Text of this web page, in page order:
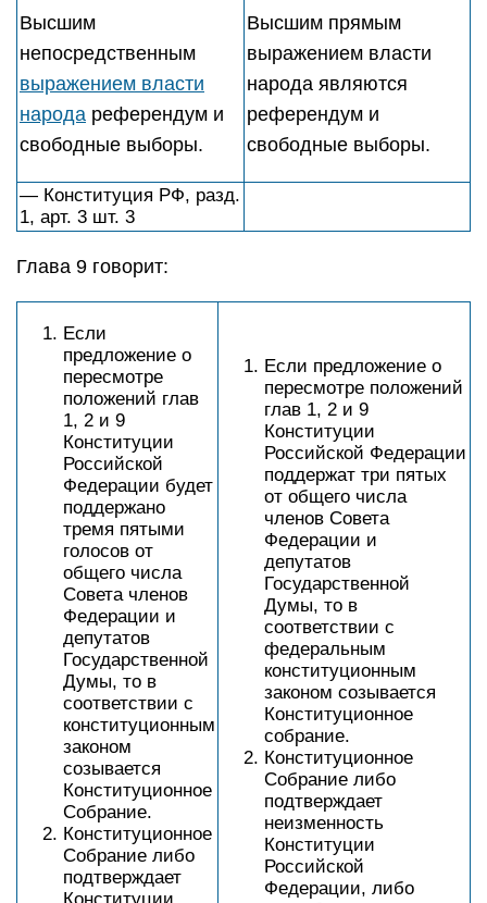
Высшим
непосредственным
выражением власти
народа референдум и
свободные выборы.
Высшим прямым
выражением власти
народа являются
референдум и
свободные выборы.
— Конституция РФ, разд.
1, арт. 3 шт. 3
Глава 9 говорит:
Если
предложение о
пересмотре
положений глав
1, 2 и 9
Конституции
Российской
Федерации будет
поддержано
тремя пятыми
голосов от
общего числа
Совета членов
Федерации и
депутатов
Государственной
Думы, то в
соответствии с
конституционным
законом
созывается
Конституционное
Собрание.
Конституционное
Собрание либо
подтверждает
Если предложение о
пересмотре положений
глав 1, 2 и 9
Конституции
Российской Федерации
поддержат три пятых
от общего числа
членов Совета
Федерации и
депутатов
Государственной
Думы, то в
соответствии с
федеральным
конституционным
законом созывается
Конституционное
собрание.
Конституционное
Собрание либо
подтверждает
неизменность
Конституции
Российской
Федерации, либо